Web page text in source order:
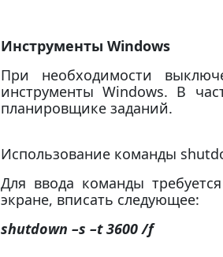
Инструменты Windows
При необходимости
инструменты Windows. В
планировщике заданий.
Использование команды
Для ввода команды
экране, вписать следующее:
shutdown –s –t3600 /f